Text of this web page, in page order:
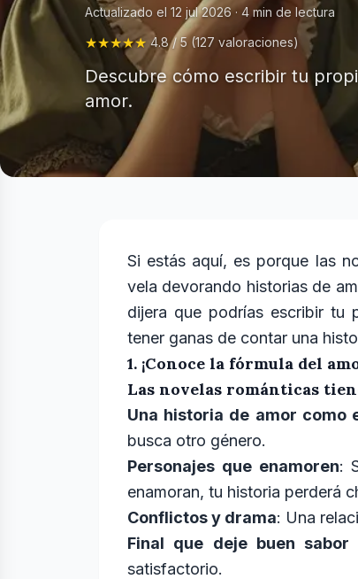
Actualizado el 12 jul 2026· 4 min de lectura
★★★★★ 4.8 / 5 (127 valoraciones)
Descubre cómo escribir tu
amor.
Si estás aquí, es porque las
vela devorando historias de
dijera que podrías escribir tu
tener ganas de contar una
1. ¡Conoce la fórmula del
Las novelas románticas
Una historia de amor como
busca otro género.
Personajes que enamoren:
enamoran, tu historia perderá
Conflictos y drama: Una
Final que deje buen sabor
satisfactorio.